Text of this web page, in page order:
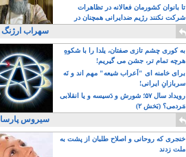
تا بانوان کشورمان فعالانه در تظاهرات
شرکت نکنند رژیم ضدایرانی همچنان در
قدرت باقی خواهدماند
سهراب ارژنگ
به کوری چشم تازی صفتان، یلدا را با شکوهِ
هرچه تمام تر، جشن می گیریم!
برای خامنه ای "اَعراب شیعه" مهم اند و نَه
سربازانِ ایرانی!
رویداد سال ۵۷؛ شورش و دَسیسه و یا انقلابی
مَردمی؟ (بَخش ۲)
سیروس پارسا
خنجری که روحانی و اصلاح طلبان از پشت به
ملت زدند